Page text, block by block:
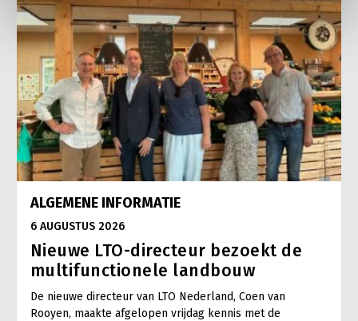
ALGEMENE INFORMATIE
6 AUGUSTUS 2026
Nieuwe LTO-directeur bezoekt de
multifunctionele landbouw
De nieuwe directeur van LTO Nederland, Coen van
Rooyen, maakte afgelopen vrijdag kennis met de